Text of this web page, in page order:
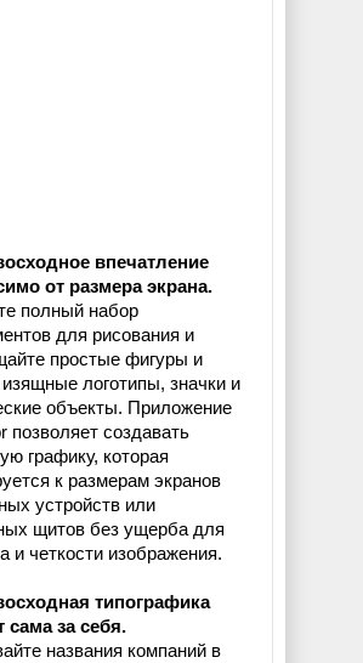
впечатление
от размера экрана.
полный набор
для рисования и
простые фигуры и
логотипы, значки и
объекты. Приложение
позволяет создавать
графику, которая
к размерам экранов
устройств или
щитов без ущерба для
и четкости изображения.
типографика
сама за себя.
названия компаний в